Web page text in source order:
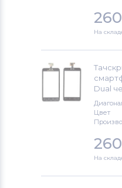
Тачскрины для
Тачскрины для
Тачскрины для
Тачскрины для
Тачскрины для
260
На
Dual
Цвет
260
На